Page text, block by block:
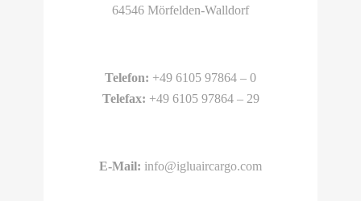
64546 Mörfelden-Walldorf
Telefon: +49 6105 97864 – 0
Telefax: +49 6105 97864 – 29
E-Mail: info@igluaircargo.com